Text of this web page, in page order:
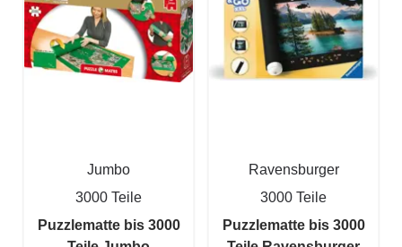
Jumbo
3000 Teile
Puzzlematte bis 3000
Ravensburger
3000 Teile
Puzzlematte bis 3000